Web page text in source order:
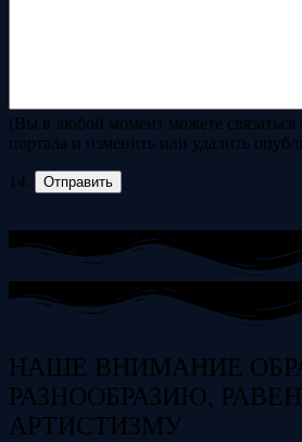
(Вы в любой момент можете связаться
портала и изменить или удалить
14.
НАШЕ ВНИМАНИЕ
РАЗНООБРАЗИЮ,
АРТИСТИЗМУ